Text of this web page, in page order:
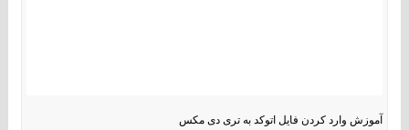
آموزش وارد کردن فایل اتوکد به تری دی مکس